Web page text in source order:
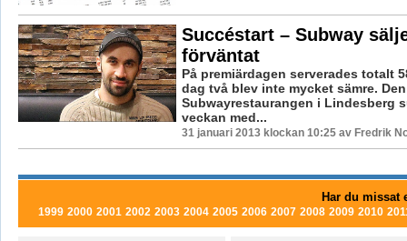
Succéstart – Subway
förväntat
På premiärdagen serverades totalt
dag två blev inte mycket sämre.
Subwayrestaurangen i Lindesberg
veckan med...
31 januari 2013 klockan 10:25 av Fredrik
Har du missat
1999 2000 2001 2002 2003 2004 2005 2006 2007 2008 2009 2010